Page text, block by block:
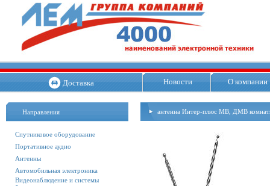
Доставка Новости О компании
Направления
Спутниковое оборудование
Портативное аудио
Антенны
Автомобильная электроника
Видеонаблюдение и системы
антенна Интер-плюс МВ, ДМВ